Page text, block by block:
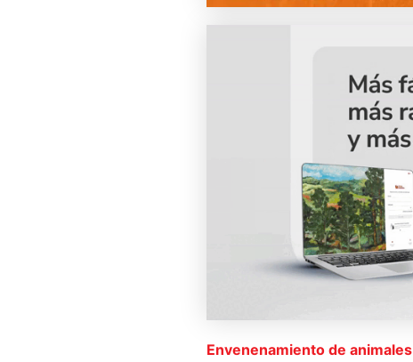
Envenenamiento de animales